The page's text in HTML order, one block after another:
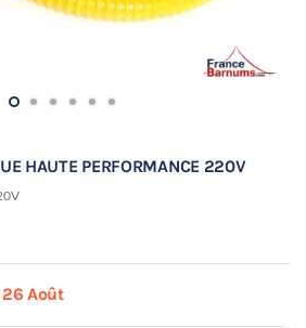
HAUTE PERFORMANCE 220V
Août